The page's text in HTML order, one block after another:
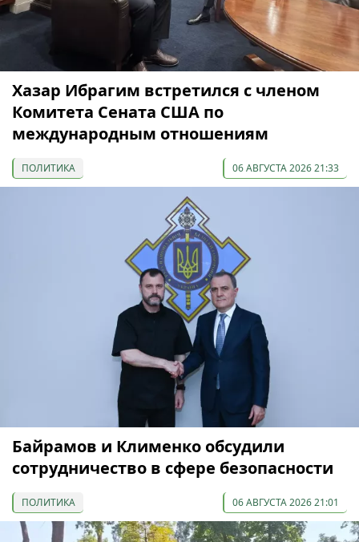
Хазар Ибрагим встретился с членом
Комитета Сената США по
международным отношениям
ПОЛИТИКА 06 АВГУСТА 2026 21:33
Байрамов и Клименко обсудили
сотрудничество в сфере безопасности
ПОЛИТИКА 06 АВГУСТА 2026 21:01